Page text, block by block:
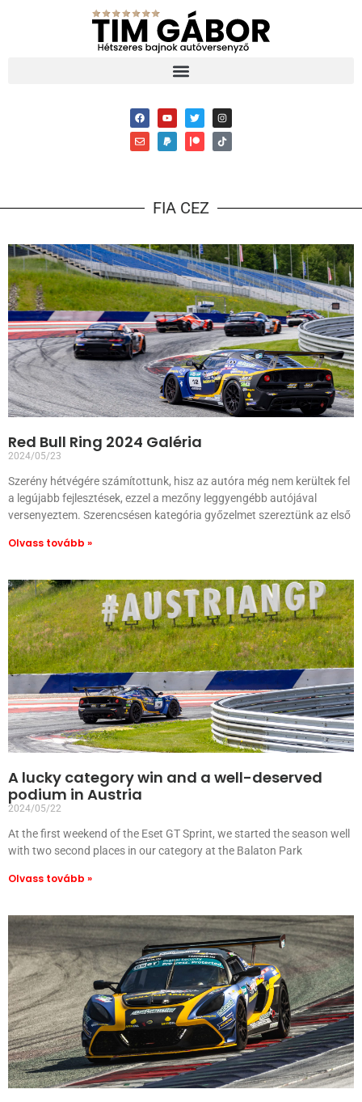
FIA CEZ
Red Bull Ring 2024 Galéria
2024/05/23
Szerény hétvégére számítottunk, hisz az autóra még nem kerültek fel
a legújabb fejlesztések, ezzel a mezőny leggyengébb autójával
versenyeztem. Szerencsésen kategória győzelmet szereztünk az első
Olvass tovább »
A lucky category win and a well-deserved
podium in Austria
2024/05/22
At the first weekend of the Eset GT Sprint, we started the season well
with two second places in our category at the Balaton Park
Olvass tovább »